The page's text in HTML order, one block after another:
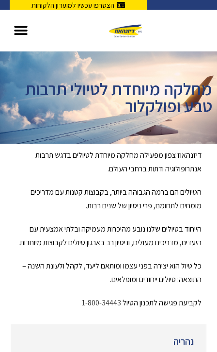
הצטרפו עכשיו למועדון הלקוחות
מחלקה מיוחדת לטיולי תרבות
טבע ופולקלור
דיזנהאוז צפון מפעילה מחלקה מיוחדת לטיולים בדגש תרבות
אנתרופולוגיה ודתות ברחבי העולם.
הטיולים הם ברמה הגבוהה ביותר, בקבוצות קטנות עם מדריכים
מומחים לתחומם, פרי ניסיון של שנים רבות.
הייחוד בטיולים שלנו נובע מהיכרות מעמיקה ובלתי אמצעית עם
היעדים, מדריכים מעולים, וניסיון רב בארגון טיולים לקבוצות מיוחדות.
כל טיול הוא יצירה בפני עצמו ומותאם ליעד, לקהל ולעונת השנה –
התוצאה: טיולים ייחודים ומופלאים.
לקביעת פגישה לתכנון הטיול1-800-34443
נהריה